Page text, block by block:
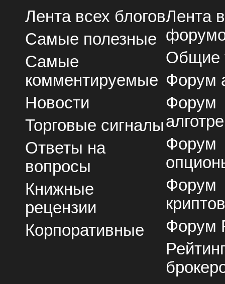
Лента всех блогов
Самые полезные
Самые
комментируемые
Новости
Торговые сигналы
Ответы на
вопросы
Книжные
рецензии
Корпоративные
Лента
Общие
Форум
Форум
Форум
Форум
Форум